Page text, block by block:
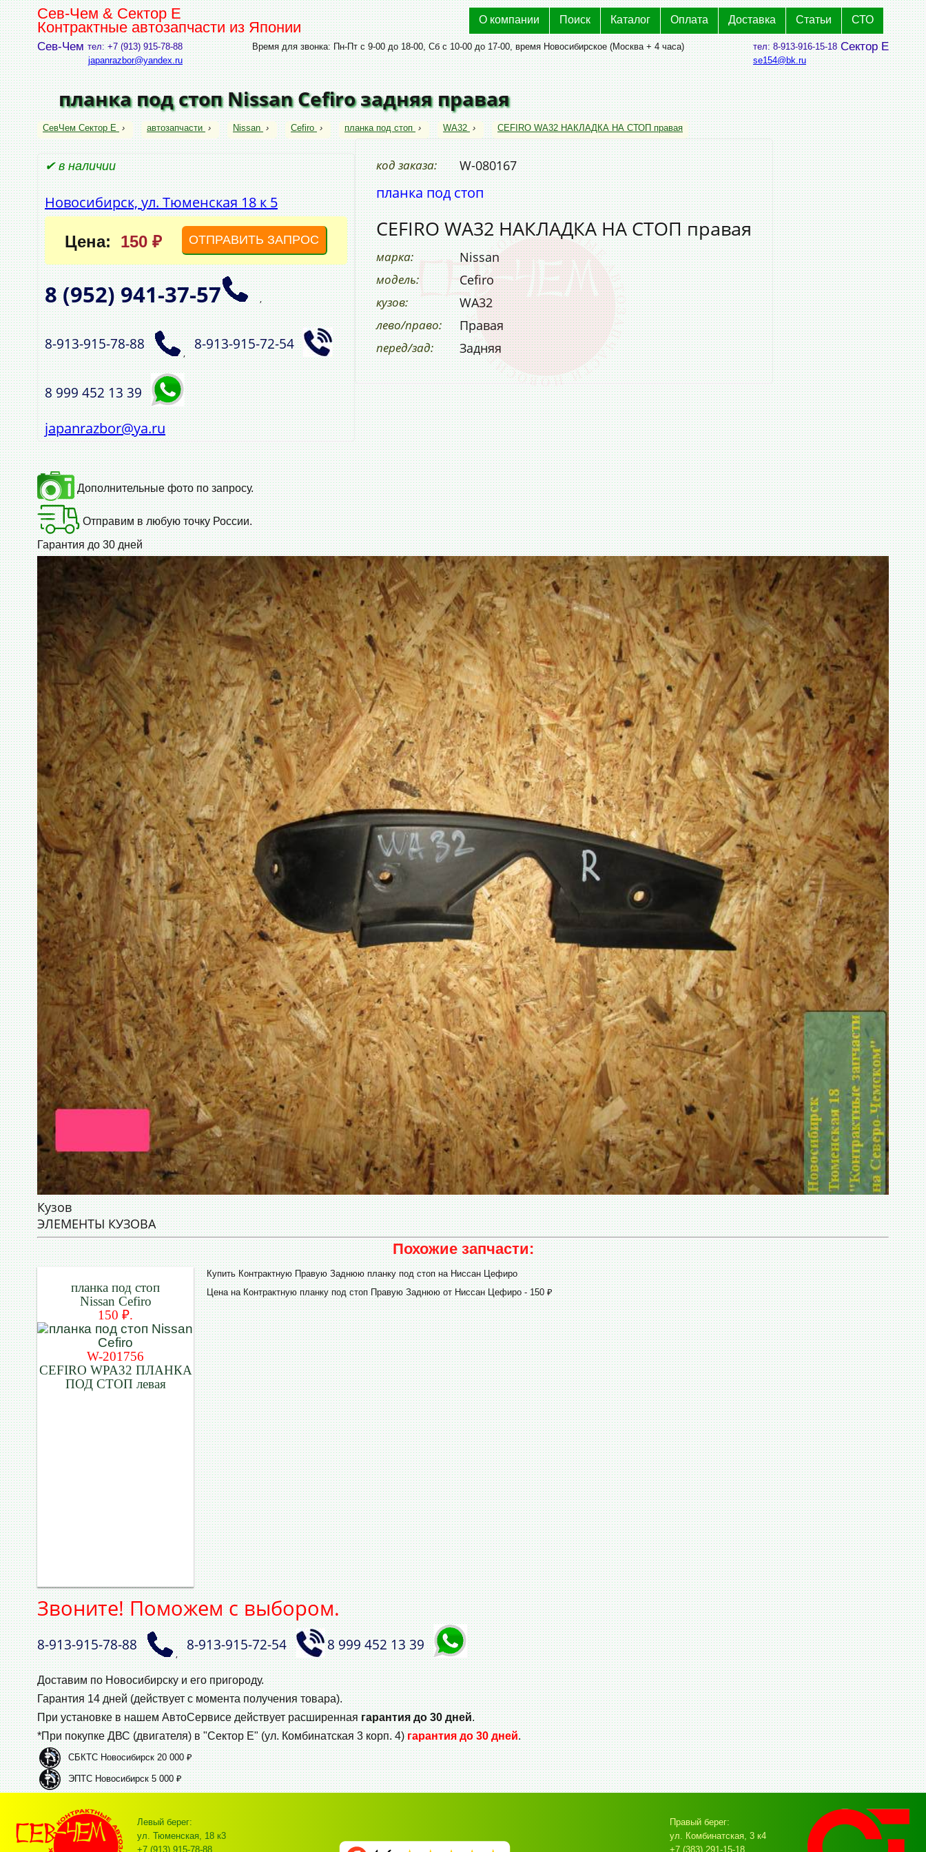
Сев-Чем & Сектор Е
Контрактные автозапчасти из Японии
О компании Поиск Каталог Оплата Доставка Статьи СТО
Сев-Чем тел: +7 (913) 915-78-88
japanrazbor@yandex.ru
Сектор Е
тел: 8-913-916-15-18
se154@bk.ru
Время для звонка: Пн-Пт с 9-00 до 18-00, Сб с 10-00 до 17-00, время Новосибирское (Москва + 4 часа)
планка под стоп Nissan Cefiro задняя правая
СевЧем Сектор Е › автозапчасти › Nissan › Cefiro › планка под стоп › WA32 › CEFIRO WA32 НАКЛАДКА НА СТОП правая
✔ в наличии
Новосибирск, ул. Тюменская 18 к 5
Цена: 150 ₽ ОТПРАВИТЬ ЗАПРОС
8 (952)941‑37‑57 ,
8‑913‑915‑78‑88
,
8‑913‑915‑72‑54
8 999 452 13 39
japanrazbor@ya.ru
код заказа: W-080167
планка под стоп
CEFIRO WA32 НАКЛАДКА НА СТОП правая
марка: Nissan
модель: Cefiro
кузов: WA32
лево/право: Правая
перед/зад: Задняя
Дополнительные фото по запросу.
Отправим в любую точку России.
Гарантия до 30 дней
Кузов
ЭЛЕМЕНТЫ КУЗОВА
Похожие запчасти:
планка под стоп
Nissan Cefiro
150 ₽.
W-201756
CEFIRO WPA32 ПЛАНКА
ПОД СТОП левая
Купить Контрактную Правую Заднюю планку под стоп на Ниссан Цефиро
Цена на Контрактную планку под стоп Правую Заднюю от Ниссан Цефиро - 150 ₽
Звоните! Поможем с выбором.
8‑913‑915‑78‑88
,
8‑913‑915‑72‑54 8 999 452 13 39
Доставим по Новосибирску и его пригороду.
Гарантия 14 дней (действует с момента получения товара).
При установке в нашем АвтоСервисе действует расширеннаягарантия до 30 дней.
*При покупке ДВС (двигателя) в "Сектор Е" (ул. Комбинатская 3 корп. 4)гарантия до 30 дней.
СБКТС Новосибирск 20 000 ₽
ЭПТС Новосибирск 5 000 ₽
Левый берег:
ул. Тюменская, 18 к3
+7 (913) 915-78-88
Правый берег:
ул. Комбинатская, 3 к4
+7 (383) 291-15-18